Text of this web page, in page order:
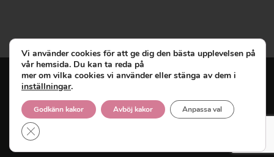
innehar upphovsrätten till denna site och
reserverar sig alla rättigheter därtill.
Vi använder cookies för att ge dig den bästa upplevelsen på
vår hemsida. Du kan ta reda på
mer om vilka cookies vi använder eller stänga av dem i
inställningar.
Godkänn kakor Avböj kakor Anpassa val
Close GDPR Cookie Banner